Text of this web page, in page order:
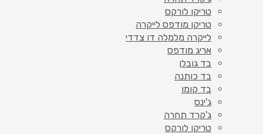
טריקו לורקס
טריקו מודפס לייקרה
לייקרה מלמלה דו צדדי
אריג מודפס
בד גובלן
בד כותנה
בד קומו
ג'ינס
ג'קרד תחרה
טריקו לורקס